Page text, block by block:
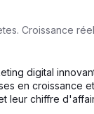
Croissance
digital
en croissance
leur chiffre